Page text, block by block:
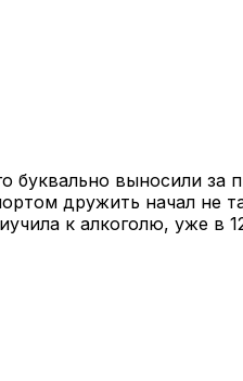
буквально выносили за
дружить начал не
к алкоголю, уже в